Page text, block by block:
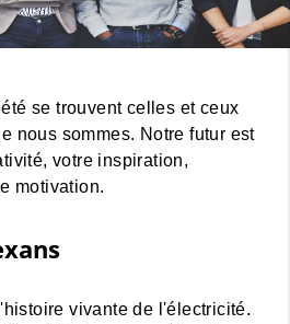
se trouvent celles et ceux
nous sommes. Notre futur est
votre inspiration,
motivation.
vivante de l'électricité.